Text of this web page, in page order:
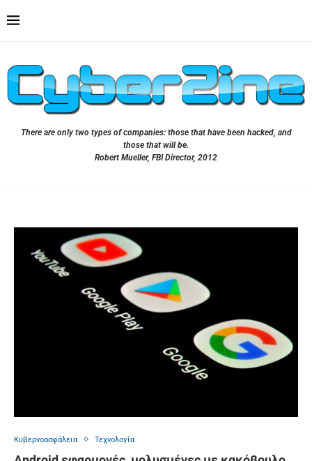
There are only two types of companies: those that have been hacked, and
those that will be.
Robert Mueller, FBI Director, 2012
Κυβερνοασφάλεια Τεχνολογία